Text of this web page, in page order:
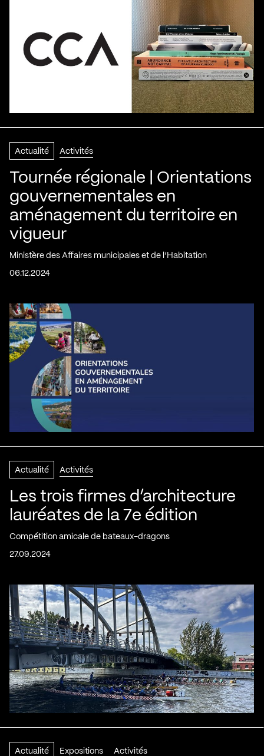
Actualité Activités
Tournée régionale | Orientations
gouvernementales en
aménagement du territoire en
vigueur
Ministère des Affaires municipales et de l’Habitation
06.12.2024
Actualité Activités
Les trois firmes d’architecture
lauréates de la 7e édition
Compétition amicale de bateaux-dragons
27.09.2024
Actualité Expositions Activités